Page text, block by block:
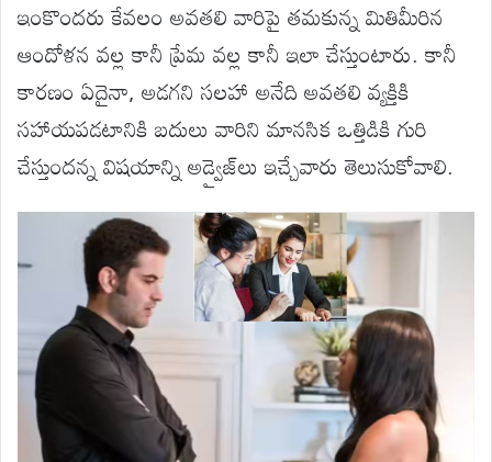
ఇంకొందరు కేవలం అవతలి వారిపై తమకున్న మితిమీరిన
ఆందోళన వల్ల కానీ ప్రేమ వల్ల కానీ ఇలా చేస్తుంటారు. కానీ
కారణం ఏదైనా, అడగని సలహా అనేది అవతలి వ్యక్తికి
సహాయపడటానికి బదులు వారిని మానసిక ఒత్తిడికి గురి
చేస్తుందన్న విషయాన్ని అడ్వైజ్‌లు ఇచ్చేవారు తెలుసుకోవాలి.